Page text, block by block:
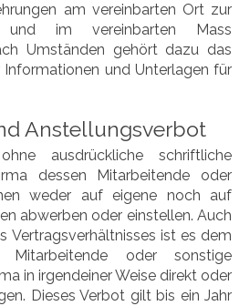
am vereinbarten Ort zur
und im vereinbarten Mass
Umständen gehört dazu das
Informationen und Unterlagen für
Anstellungsverbot
ausdrückliche schriftliche
dessen Mitarbeitende oder
weder auf eigene noch auf
abwerben oder einstellen. Auch
Vertragsverhältnisses ist es dem
Mitarbeitende oder sonstige
in irgendeiner Weise direkt oder
Dieses Verbot gilt bis ein Jahr